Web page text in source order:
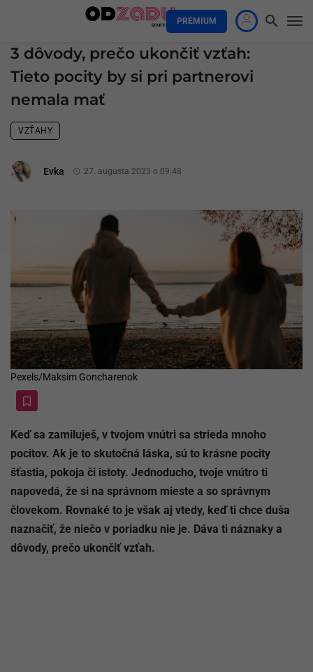
PREMIUM
3 dôvody, prečo ukončiť vzťah:
Tieto pocity by si pri partnerovi
nemala mať
VZŤAHY
Evka 27. augusta 2023 o 09:48
Pexels/Maksim Goncharenok
Keď sa zamiluješ, v tvojom vnútri sa strieda mnoho
pocitov. Ak je to skutočná láska, sú to krásne pocity
šťastia, pokoja či istoty. Jednoducho, tvoje vnútro ti
napovedá, že si na správnom mieste a so správnym
človekom. Rovnaké to je však aj vtedy, keď ti chce duša
naznačiť, že niečo v poriadku nie je. Dáva ti náznaky a
dôvody, prečo ukončiť vzťah.